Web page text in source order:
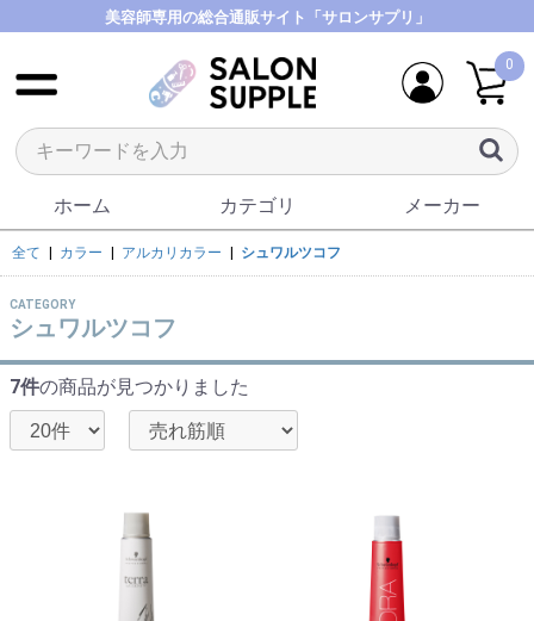
美容師専用の総合通販サイト「サロンサプリ」
0
ホーム カテゴリ メーカー
全て カラー アルカリカラー シュワルツコフ
CATEGORY
シュワルツコフ
7件の商品が見つかりました